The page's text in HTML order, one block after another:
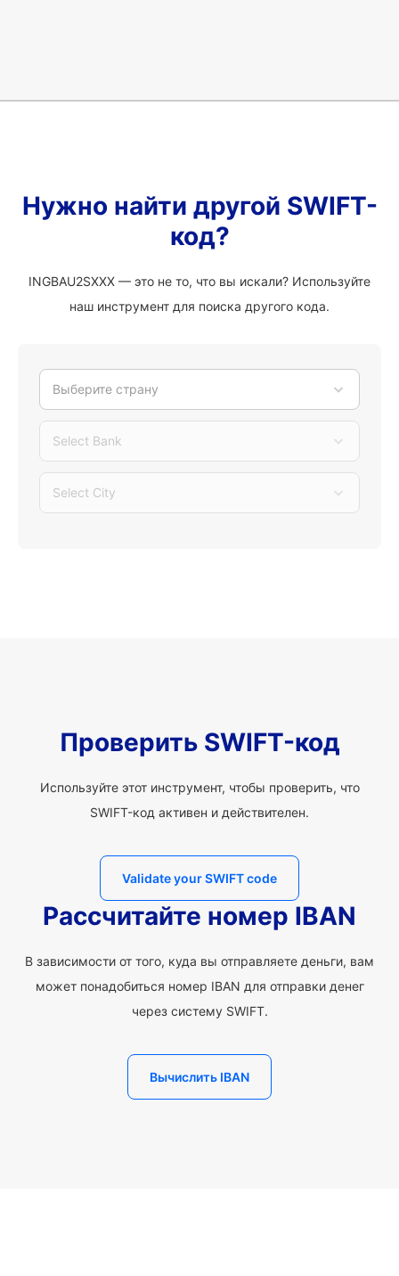
Нужно найти другой SWIFT-
код?
INGBAU2SXXX — это не то, что вы искали? Используйте
наш инструмент для поиска другого кода.
Выберите страну
Select Bank
Select City
Проверить SWIFT-код
Используйте этот инструмент, чтобы проверить, что
SWIFT-код активен и действителен.
Validate your SWIFT code
Рассчитайте номер IBAN
В зависимости от того, куда вы отправляете деньги, вам
может понадобиться номер IBAN для отправки денег
через систему SWIFT.
Вычислить IBAN